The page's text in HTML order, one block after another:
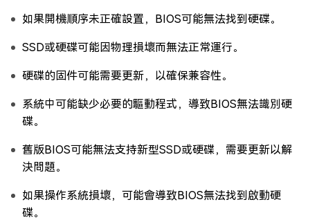
如果開機順序未正確設置，BIOS可能無法找到硬碟。
SSD或硬碟可能因物理損壞而無法正常運行。
硬碟的固件可能需要更新，以確保兼容性。
系統中可能缺少必要的驅動程式，導致BIOS無法識別硬
碟。
舊版BIOS可能無法支持新型SSD或硬碟，需要更新以解
決問題。
如果操作系統損壞，可能會導致BIOS無法找到啟動硬
碟。